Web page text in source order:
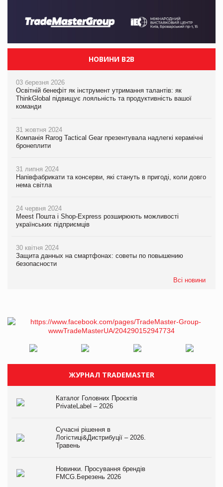
НОВИНИ B2B
03 березня 2026
Освітній бенефіт як інструмент утримання талантів: як
ThinkGlobal підвищує лояльність та продуктивність вашої
команди
31 жовтня 2024
Компанія Rarog Tactical Gear презентувала надлегкі керамічні
бронеплити
31 липня 2024
Напівфабрикати та консерви, які стануть в пригоді, коли довго
нема світла
24 червня 2024
Meest Пошта і Shop-Express розширюють можливості
українських підприємців
30 квітня 2024
Защита данных на смартфонах: советы по повышению
безопасности
Всі новини
ЖУРНАЛ TRADEMASTER
Каталог Головних Проєктів
PrivateLabel – 2026
Сучасні рішення в
Логістиці&Дистрибуції – 2026.
Травень
Новинки. Просування брендів
FMCG.Березень 2026